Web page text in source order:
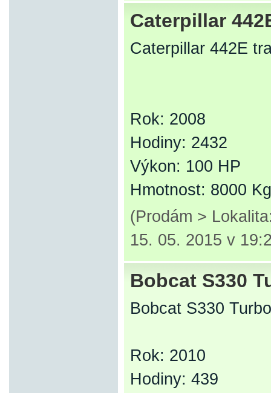
Caterpillar
Caterpillar 442E
Rok: 2008
Hodiny: 2432
Výkon: 100 HP
Hmotnost: 8000 Kg
(Prodám >
15. 05. 2015 v
Bobcat S330
Bobcat S330
Rok: 2010
Hodiny: 439